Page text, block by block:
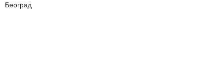
Београд